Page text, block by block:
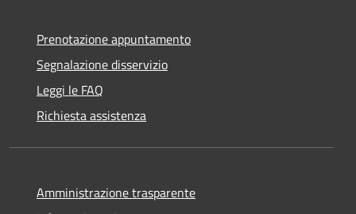
Prenotazione appuntamento
Segnalazione disservizio
Leggi le FAQ
Richiesta assistenza
Amministrazione trasparente